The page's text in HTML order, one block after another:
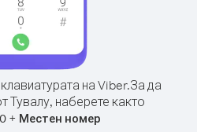
на Viber.За да
Тувалу, наберете както
+ Местен номер